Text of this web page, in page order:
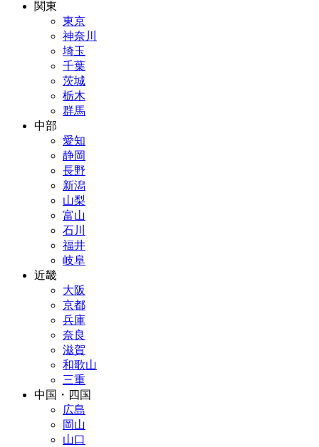
関東
東京
神奈川
埼玉
千葉
茨城
栃木
群馬
中部
愛知
静岡
長野
新潟
山梨
富山
石川
福井
岐阜
近畿
大阪
京都
兵庫
奈良
滋賀
和歌山
三重
中国・四国
広島
岡山
山口